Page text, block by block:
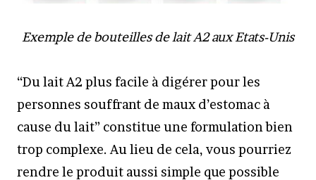
Exemple de bouteilles de lait A2 aux Etats-Unis
“Du lait A2 plus facile à digérer pour les
personnes souffrant de maux d’estomac à
cause du lait” constitue une formulation bien
trop complexe. Au lieu de cela, vous pourriez
rendre le produit aussi simple que possible